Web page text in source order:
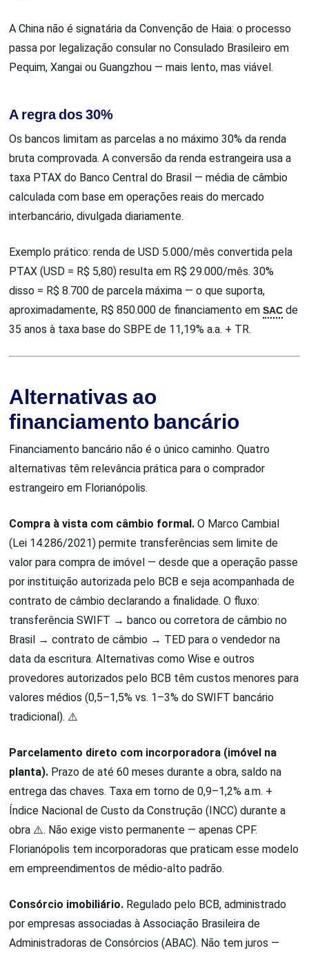
A China não é signatária da Convenção de Haia: o processo
passa por legalização consular no Consulado Brasileiro em
Pequim, Xangai ou Guangzhou — mais lento, mas viável.
A regra dos 30%
Os bancos limitam as parcelas a no máximo 30% da renda
bruta comprovada. A conversão da renda estrangeira usa a
taxa PTAX do Banco Central do Brasil — média de câmbio
calculada com base em operações reais do mercado
interbancário, divulgada diariamente.
Exemplo prático: renda de USD 5.000/mês convertida pela
PTAX (USD = R$ 5,80) resulta em R$ 29.000/mês. 30%
disso = R$ 8.700 de parcela máxima — o que suporta,
aproximadamente, R$ 850.000 de financiamento emSAC de
35 anos à taxa base do SBPE de 11,19% a.a. + TR.
Alternativas ao
financiamento bancário
Financiamento bancário não é o único caminho. Quatro
alternativas têm relevância prática para o comprador
estrangeiro em Florianópolis.
Compra à vista com câmbio formal. O Marco Cambial
(Lei 14.286/2021) permite transferências sem limite de
valor para compra de imóvel — desde que a operação passe
por instituição autorizada pelo BCB e seja acompanhada de
contrato de câmbio declarando a finalidade. O fluxo:
transferência SWIFT → banco ou corretora de câmbio no
Brasil → contrato de câmbio → TED para o vendedor na
data da escritura. Alternativas como Wise e outros
provedores autorizados pelo BCB têm custos menores para
valores médios (0,5–1,5% vs. 1–3% do SWIFT bancário
tradicional). ⚠️
Parcelamento direto com incorporadora (imóvel na
planta). Prazo de até 60 meses durante a obra, saldo na
entrega das chaves. Taxa em torno de 0,9–1,2% a.m. +
Índice Nacional de Custo da Construção (INCC) durante a
obra ⚠️. Não exige visto permanente — apenas CPF.
Florianópolis tem incorporadoras que praticam esse modelo
em empreendimentos de médio-alto padrão.
Consórcio imobiliário. Regulado pelo BCB, administrado
por empresas associadas à Associação Brasileira de
Administradoras de Consórcios (ABAC). Não tem juros —